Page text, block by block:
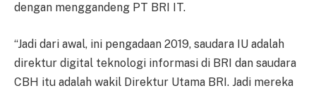
dengan menggandeng PT BRI IT.
“Jadi dari awal, ini pengadaan 2019, saudara IU adalah
direktur digital teknologi informasi di BRI dan saudara
CBH itu adalah wakil Direktur Utama BRI. Jadi mereka